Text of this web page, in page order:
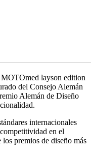
layson edition
del Consejo Alemán
Alemán de Diseño
internacionales
en el
premios de diseño más